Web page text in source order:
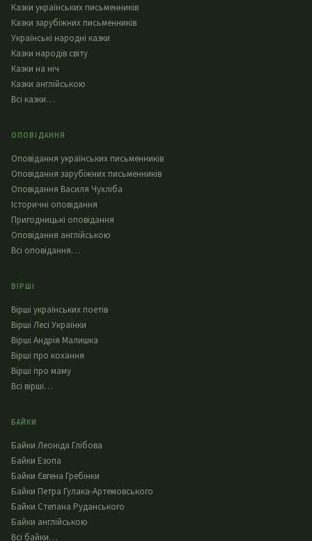
Казки українських письменників
Казки зарубіжних письменників
Українські народні казки
Казки народів світу
Казки на ніч
Казки англійською
Всі казки…
ОПОВІДАННЯ
Оповідання українських письменників
Оповідання зарубіжних письменників
Оповідання Василя Чухліба
Історичні оповідання
Пригодницькі оповідання
Оповідання англійською
Всі оповідання…
ВІРШІ
Вірші українських поетів
Вірші Лесі Українки
Вірші Андрія Малишка
Вірші про кохання
Вірші про маму
Всі вірші…
БАЙКИ
Байки Леоніда Глібова
Байки Езопа
Байки Євгена Гребінки
Байки Петра Гулака-Артемовського
Байки Степана Руданського
Байки англійською
Всі байки…